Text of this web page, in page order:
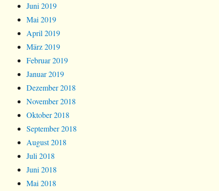
Juni 2019
Mai 2019
April 2019
März 2019
Februar 2019
Januar 2019
Dezember 2018
November 2018
Oktober 2018
September 2018
August 2018
Juli 2018
Juni 2018
Mai 2018